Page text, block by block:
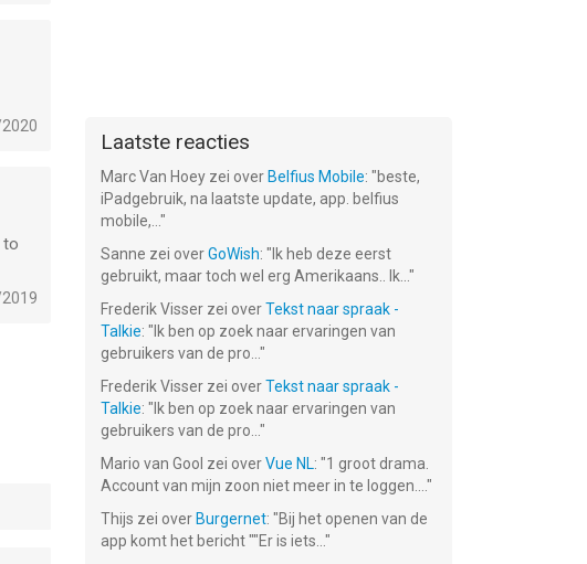
to
Laatste reacties
Marc Van Hoey zei over Belfius Mobile: "beste,
iPadgebruik, na laatste update, app. belfius
mobile,... "
Sanne zei overGoWish: " Ik heb deze eerst
gebruikt, maar toch wel erg Amerikaans.. Ik... "
Frederik Visser zei overTekst naar spraak -
Talkie: " Ik ben op zoek naar ervaringen van
gebruikers van de pro... "
Frederik Visser zei overTekst naar spraak -
Talkie: " Ik ben op zoek naar ervaringen van
gebruikers van de pro... "
Mario van Gool zei overVue NL: "1 groot drama.
Account van mijn zoon niet meer in te loggen.... "
Thijs zei over Burgernet: "Bij het openen van de
app komt het bericht ""Er is iets... "